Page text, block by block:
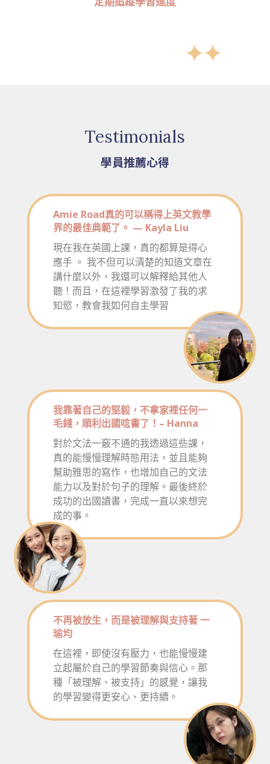
Testimonials
學員推薦心得
Amie Road真的可以稱得上英文教學
界的最佳典範了。 — Kayla Liu
現在我在英國上課，真的都算是得心
應手 。 我不但可以清楚的知道文章在
講什麼以外，我還可以解釋給其他人
聽！而且，在這裡學習激發了我的求
知慾，教會我如何自主學習
我靠著自己的堅毅，不拿家裡任何一
毛錢，順利出國唸書了！– Hanna
對於文法一竅不通的我透過這些課，
真的能慢慢理解時態用法，並且能夠
幫助雅思的寫作，也增加自己的文法
能力以及對於句子的理解。最後終於
成功的出國讀書，完成一直以來想完
成的事。
不再被放生，而是被理解與支持著 一
瑜均
在這裡，即使沒有壓力，也能慢慢建
立起屬於自己的學習節奏與信心。那
種「被理解、被支持」的感覺，讓我
的學習變得更安心、更持續。